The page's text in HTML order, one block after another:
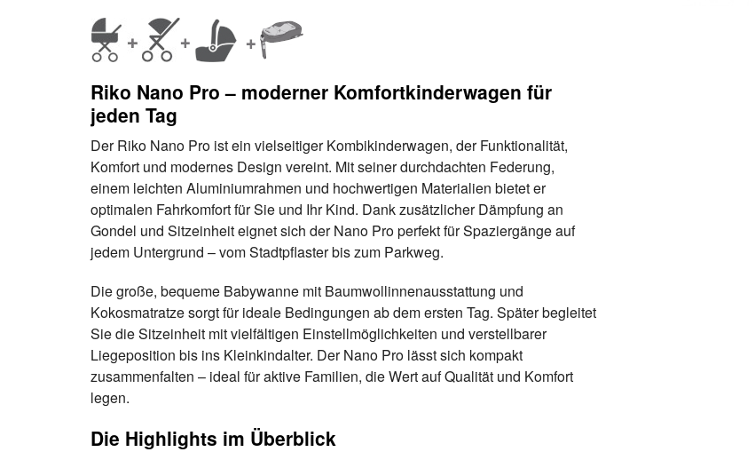
Riko Nano Pro – moderner Komfortkinderwagen für
jeden Tag
Der Riko Nano Pro ist ein vielseitiger Kombikinderwagen, der Funktionalität,
Komfort und modernes Design vereint. Mit seiner durchdachten Federung,
einem leichten Aluminiumrahmen und hochwertigen Materialien bietet er
optimalen Fahrkomfort für Sie und Ihr Kind. Dank zusätzlicher Dämpfung an
Gondel und Sitzeinheit eignet sich der Nano Pro perfekt für Spaziergänge auf
jedem Untergrund – vom Stadtpflaster bis zum Parkweg.
Die große, bequeme Babywanne mit Baumwollinnenausstattung und
Kokosmatratze sorgt für ideale Bedingungen ab dem ersten Tag. Später begleitet
Sie die Sitzeinheit mit vielfältigen Einstellmöglichkeiten und verstellbarer
Liegeposition bis ins Kleinkindalter. Der Nano Pro lässt sich kompakt
zusammenfalten – ideal für aktive Familien, die Wert auf Qualität und Komfort
legen.
Die Highlights im Überblick